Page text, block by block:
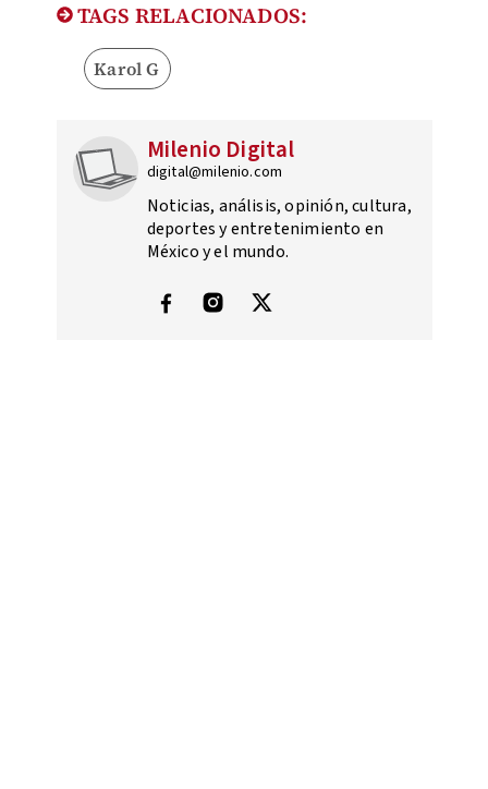
TAGS RELACIONADOS:
Karol G
Milenio Digital
digital@milenio.com
Noticias, análisis, opinión, cultura,
deportes y entretenimiento en
México y el mundo.